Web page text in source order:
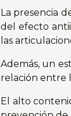
La presencia
del efecto
las
Además, un
relación entre
El alto